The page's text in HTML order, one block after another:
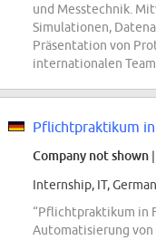
und Messtechnik.
Simulationen,
Präsentation von
internationalen
Company not shown
Internship, IT, German
“Pflichtpraktikum in
Automatisierung von